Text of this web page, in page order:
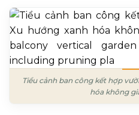
Tiểu cảnh ban công kết hợp
hóa không